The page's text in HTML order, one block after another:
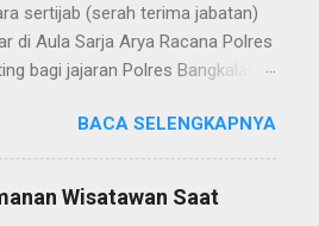
sertijab (serah terima jabatan)
di Aula Sarja Arya Racana Polres
bagi jajaran Polres Bangkalan,
KOMPOL Hery Kusnanto, S.H.,
amanah baru sebagai
dijabat oleh KOMPOL Moch.
Polres Bangkalan. Sementara
BACA SELENGKAPNYA
Wisatawan Saat